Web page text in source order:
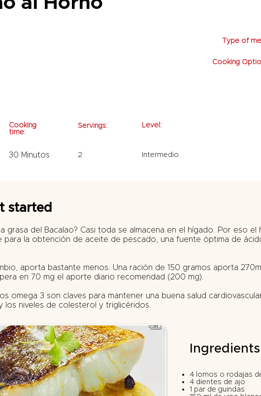
Type of
Cooking
Cooking
time:
Servings: Level:
30 Minutos 2 Intermedio
started
grasa del Bacalao? Casi toda se almacena en el hígado. Por eso el
para la obtención de aceite de pescado, una fuente óptima de
aporta bastante menos. Una ración de 150 gramos aporta
en 70 mg el aporte diario recomendad (200 mg).
omega 3 son claves para mantener una buena salud
los niveles de colesterol y triglicéridos.
Ingredients
4 lomos o rodajas
4 dientes de ajo
1 par de guindas